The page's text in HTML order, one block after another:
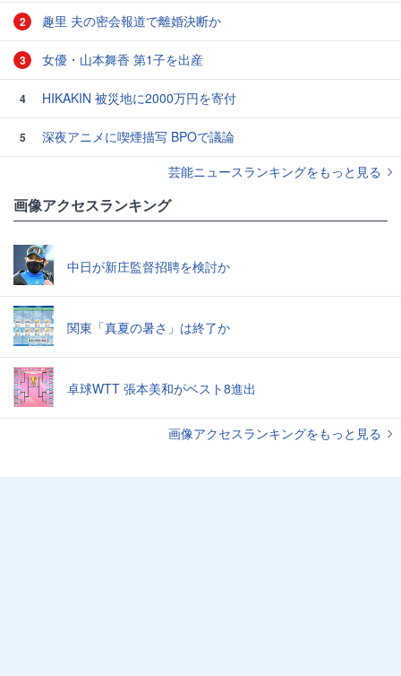
2 趣里 夫の密会報道で離婚決断か
3 女優・山本舞香 第1子を出産
4 HIKAKIN 被災地に2000万円を寄付
5
深夜アニメに喫煙描写 BPOで議論
芸能ニュースランキングをもっと見る
画像アクセスランキング
中日が新庄監督招聘を検討か
関東「真夏の暑さ」は終了か
卓球WTT 張本美和がベスト8進出
画像アクセスランキングをもっと見る